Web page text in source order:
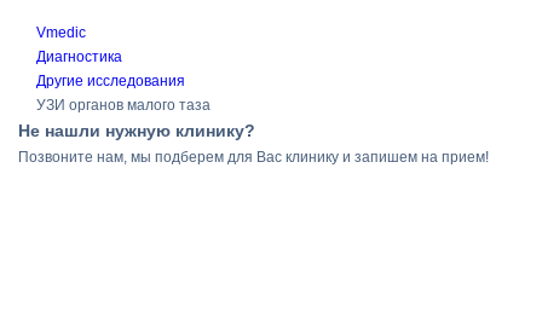
Vmedic
Диагностика
Другие исследования
УЗИ органов малого таза
Не нашли нужную клинику?
Позвоните нам, мы подберем для Вас клинику и запишем на прием!